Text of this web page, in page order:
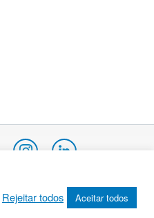
Rejeitar todos Aceitar todos